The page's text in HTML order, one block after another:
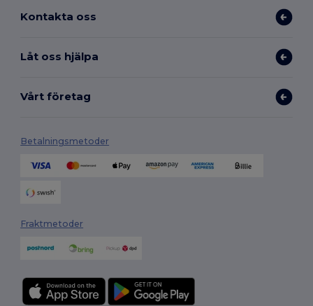
Kontakta oss
Låt oss hjälpa
Vårt företag
Betalningsmetoder
Fraktmetoder